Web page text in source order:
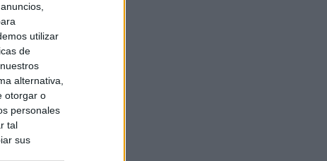
utilizar
de
alternativa,
otorgar o
personales
tal
sus